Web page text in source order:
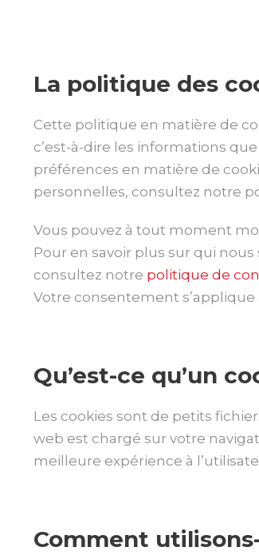
La politique des
Cette politique en matière de
c’est-à-dire les informations
préférences en matière de
personnelles, consultez notre
Vous pouvez à tout moment
Pour en savoir plus sur qui
consultez notre politique de
Votre consentement
Qu’est-ce qu’un
Les cookies sont de petits
web est chargé sur votre
meilleure expérience à
Comment